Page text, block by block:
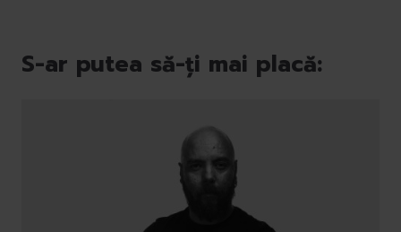
S-ar putea să-ți mai placă: